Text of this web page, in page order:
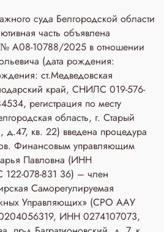
суда Белгородской области
часть объявлена
А08-10788/2025 в отношении
(дата рождения:
ст.Медведовская
край, СНИЛС 019-576-
регистрация по месту
область, г. Старый
кв. 22) введена процедура
Финансовым управляющим
Павловна (ИНН
078-831 36) – член
Саморегулируемая
Управляющих» (СРО ААУ
ИНН 0274107073,